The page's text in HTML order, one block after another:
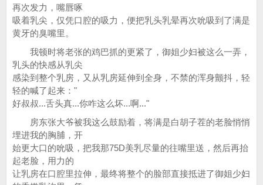
再次发力，嘴唇啄
吸着乳尖，仅凭口腔的吸力，便把乳头乳晕再次吮吸到了满是
黄牙的臭嘴里。
我顿时将老张的鸡巴抓的更紧了，御姐少妇被这么一弄，
乳头的快感从乳尖
感染到整个乳房，又从乳房延伸到全身，不禁的浑身颤抖，轻
轻的喊了起来："
好叔叔...舌头真...你咋这么坏...啊..."
房东张大爷被我这么鼓励着，将满是白胡子茬的老脸悄悄
埋进我的胸脯，开
始更大口的吮吸，把我那75D美乳尽量的往嘴里送，然后再抬
起老脸，用力的
让乳房在口腔里拉伸，最终将整个的脸部直接抵进了御姐少妇